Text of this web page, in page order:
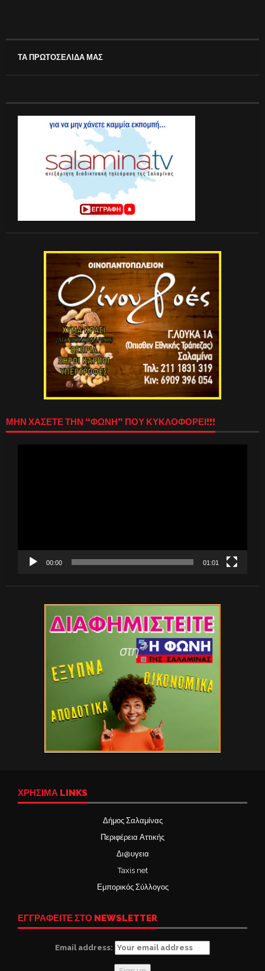
ΤΑ ΠΡΩΤΟΣΕΛΙΔΑ ΜΑΣ
ΜΗΝ ΧΑΣΕΤΕ ΤΗΝ “ΦΩΝΗ” ΠΟΥ ΚΥΚΛΟΦΟΡΕΙ!!!
00:00 01:01
ΧΡΉΣΙΜΑ LINKS
Δήμος Σαλαμίνας
Περιφέρεια Αττικής
Δι@υγεια
Taxis net
Εμπορικός Σύλλογος
ΕΓΓΡΑΦΕΙΤΕ ΣΤΟ NEWSLETTER
Email address: